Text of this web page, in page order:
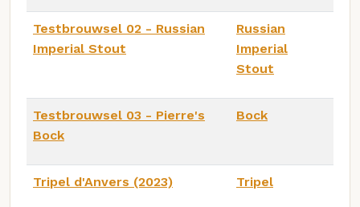
Testbrouwsel 02 - Russian
Imperial Stout
Russian
Imperial
Stout
Testbrouwsel 03 - Pierre's
Bock
Bock
Tripel d'Anvers (2023) Tripel